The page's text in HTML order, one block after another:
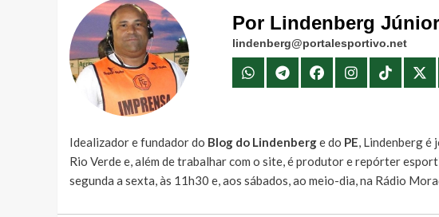
Por Lindenberg Júnior
lindenberg@portalesportivo.net
Idealizador e fundador do Blog do Lindenberge do PE, Lindenberg é
Rio Verde e, além de trabalhar com o site, é produtor e repórter
segunda a sexta, às 11h30 e, aos sábados, ao meio-dia, na Rádio